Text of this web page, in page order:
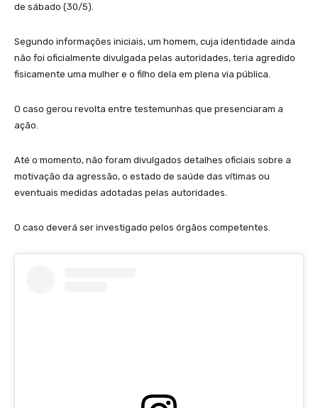
de sábado (30/5).
Segundo informações iniciais, um homem, cuja identidade ainda
não foi oficialmente divulgada pelas autoridades, teria agredido
fisicamente uma mulher e o filho dela em plena via pública.
O caso gerou revolta entre testemunhas que presenciaram a
ação.
Até o momento, não foram divulgados detalhes oficiais sobre a
motivação da agressão, o estado de saúde das vítimas ou
eventuais medidas adotadas pelas autoridades.
O caso deverá ser investigado pelos órgãos competentes.